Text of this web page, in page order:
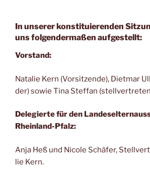
In unserer konstituierenden
uns folgendermaßen aufgestellt:
Vor­stand:
Nata­lie Kern (Vor­sit­zen­de), Diet­mar
der) sowie Tina Stef­fan
Dele­gier­te für den
Rheinland-Pfalz:
Anja Heß und Nico­le Schä­fer,
lie Kern.